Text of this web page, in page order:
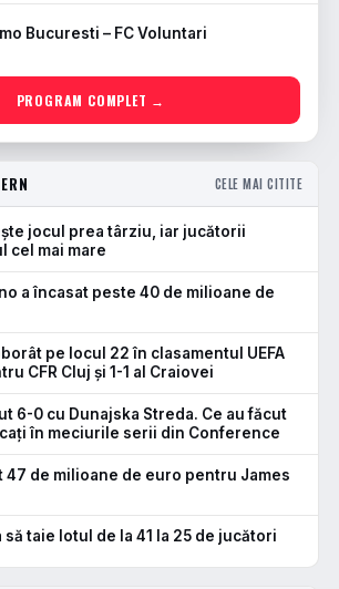
Bucuresti – FC Voluntari
PROGRAM COMPLET →
CELE MAI CITITE
jocul prea târziu, iar jucătorii
cel mai mare
a încasat peste 40 de milioane de
pe locul 22 în clasamentul UEFA
CFR Cluj și 1-1 al Craiovei
6-0 cu Dunajska Streda. Ce au făcut
în meciurile serii din Conference
47 de milioane de euro pentru James
să taie lotul de la 41 la 25 de jucători